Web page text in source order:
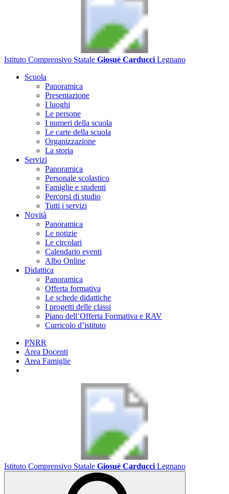
Istituto Comprensivo Statale Giosuè Carducci Legnano
Scuola
Panoramica
Presentazione
I luoghi
Le persone
I numeri della scuola
Le carte della scuola
Organizzazione
La storia
Servizi
Panoramica
Personale scolastico
Famiglie e studenti
Percorsi di studio
Tutti i servizi
Novità
Panoramica
Le notizie
Le circolari
Calendario eventi
Albo Online
Didattica
Panoramica
Offerta formativa
Le schede didattiche
I progetti delle classi
Piano dell’Offerta Formativa e RAV
Curricolo d’istituto
PNRR
Area Docenti
Area Famiglie
Istituto Comprensivo Statale Giosuè Carducci Legnano